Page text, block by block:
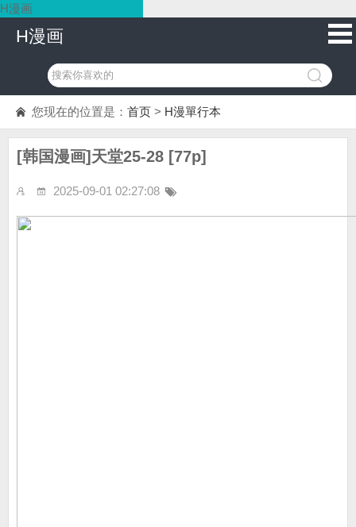
H漫画
H漫画
您现在的位置是： 首页 > H漫單行本
[韩国漫画]天堂25-28 [77p]
2025-09-01 02:27:08